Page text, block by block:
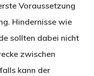
Voraussetzung
Hindernisse wie
sollten dabei nicht
zwischen
kann der